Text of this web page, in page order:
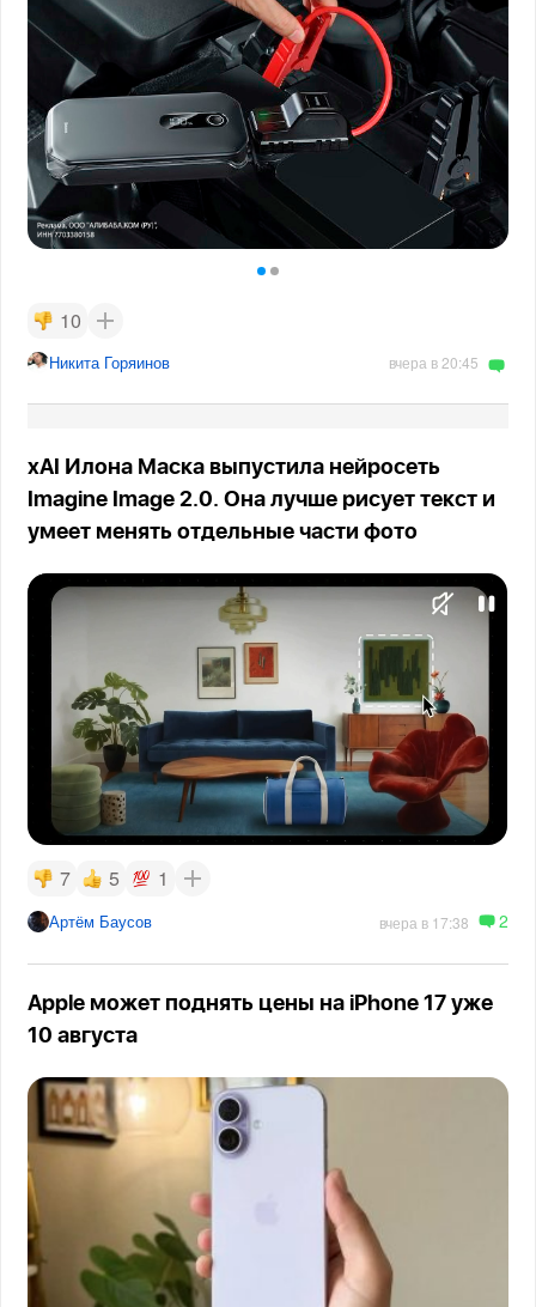
10
Никита Горяинов вчера в 20:45
xAI Илона Маска выпустила нейросеть
Imagine Image 2.0. Она лучше рисует текст и
умеет менять отдельные части фото
7 5 1
Артём Баусов вчера в 17:38 2
Apple может поднять цены на iPhone 17 уже
10 августа